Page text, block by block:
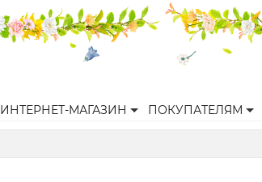
ИНТЕРНЕТ-МАГАЗИН ПОКУПАТЕЛЯМ